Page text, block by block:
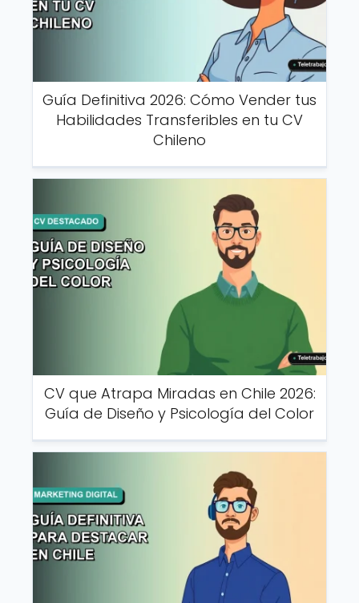
Guía Definitiva 2026: Cómo Vender tus
Habilidades Transferibles en tu CV
Chileno
CV que Atrapa Miradas en Chile 2026:
Guía de Diseño y Psicología del Color